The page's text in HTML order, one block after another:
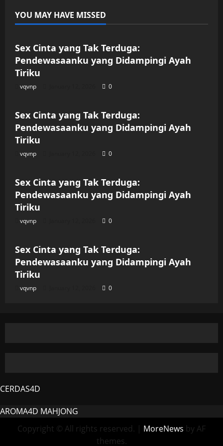
YOU MAY HAVE MISSED
Uncategorized
Sex Cinta yang Tak Terduga:
Pendewasaanku yang Didampingi Ayah
Tiriku
vqvnp 0
Uncategorized
Sex Cinta yang Tak Terduga:
Pendewasaanku yang Didampingi Ayah
Tiriku
vqvnp 0
Uncategorized
Sex Cinta yang Tak Terduga:
Pendewasaanku yang Didampingi Ayah
Tiriku
vqvnp 0
Uncategorized
Sex Cinta yang Tak Terduga:
Pendewasaanku yang Didampingi Ayah
Tiriku
vqvnp 0
CERDAS4D
AROMA4D MAHJONG
Copyright © All rights reserved. | MoreNews by AF
themes.